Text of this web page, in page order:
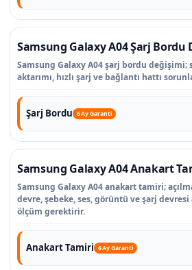
Samsung Galaxy A04 Şarj Bordu
Samsung Galaxy A04 şarj bordu değişimi;
aktarımı, hızlı şarj ve bağlantı hattı
Şarj Bordu 6 Ay Garanti
Samsung Galaxy A04 Anakart
Samsung Galaxy A04 anakart tamiri;
devre, şebeke, ses, görüntü ve şarj devresi
ölçüm gerektirir.
Anakart Tamiri 6 Ay Garanti